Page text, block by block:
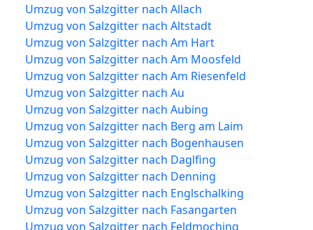
Umzug von Salzgitter nach Allach
Umzug von Salzgitter nach Altstadt
Umzug von Salzgitter nach Am Hart
Umzug von Salzgitter nach Am Moosfeld
Umzug von Salzgitter nach Am Riesenfeld
Umzug von Salzgitter nach Au
Umzug von Salzgitter nach Aubing
Umzug von Salzgitter nach Berg am Laim
Umzug von Salzgitter nach Bogenhausen
Umzug von Salzgitter nach Daglfing
Umzug von Salzgitter nach Denning
Umzug von Salzgitter nach Englschalking
Umzug von Salzgitter nach Fasangarten
Umzug von Salzgitter nach Feldmoching